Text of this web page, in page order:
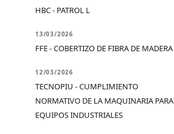
HBC - PATROL L
13/03/2026
FFE - COBERTIZO DE FIBRA DE MADERA
12/03/2026
TECNOPIU - CUMPLIMIENTO
NORMATIVO DE LA MAQUINARIA PARA
EQUIPOS INDUSTRIALES